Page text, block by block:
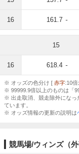
16 161.7 -
15
16 618.4 -
※ オッズの色分け [ 赤字:10
※ 99999.9倍以上のものは「
※ 出走取消、競走除外になっ
ています。
※ オッズ情報の更新の説明は
競馬場/ウィンズ（外